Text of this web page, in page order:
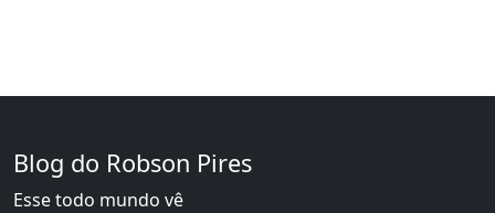
Blog do Robson Pires
Esse todo mundo vê